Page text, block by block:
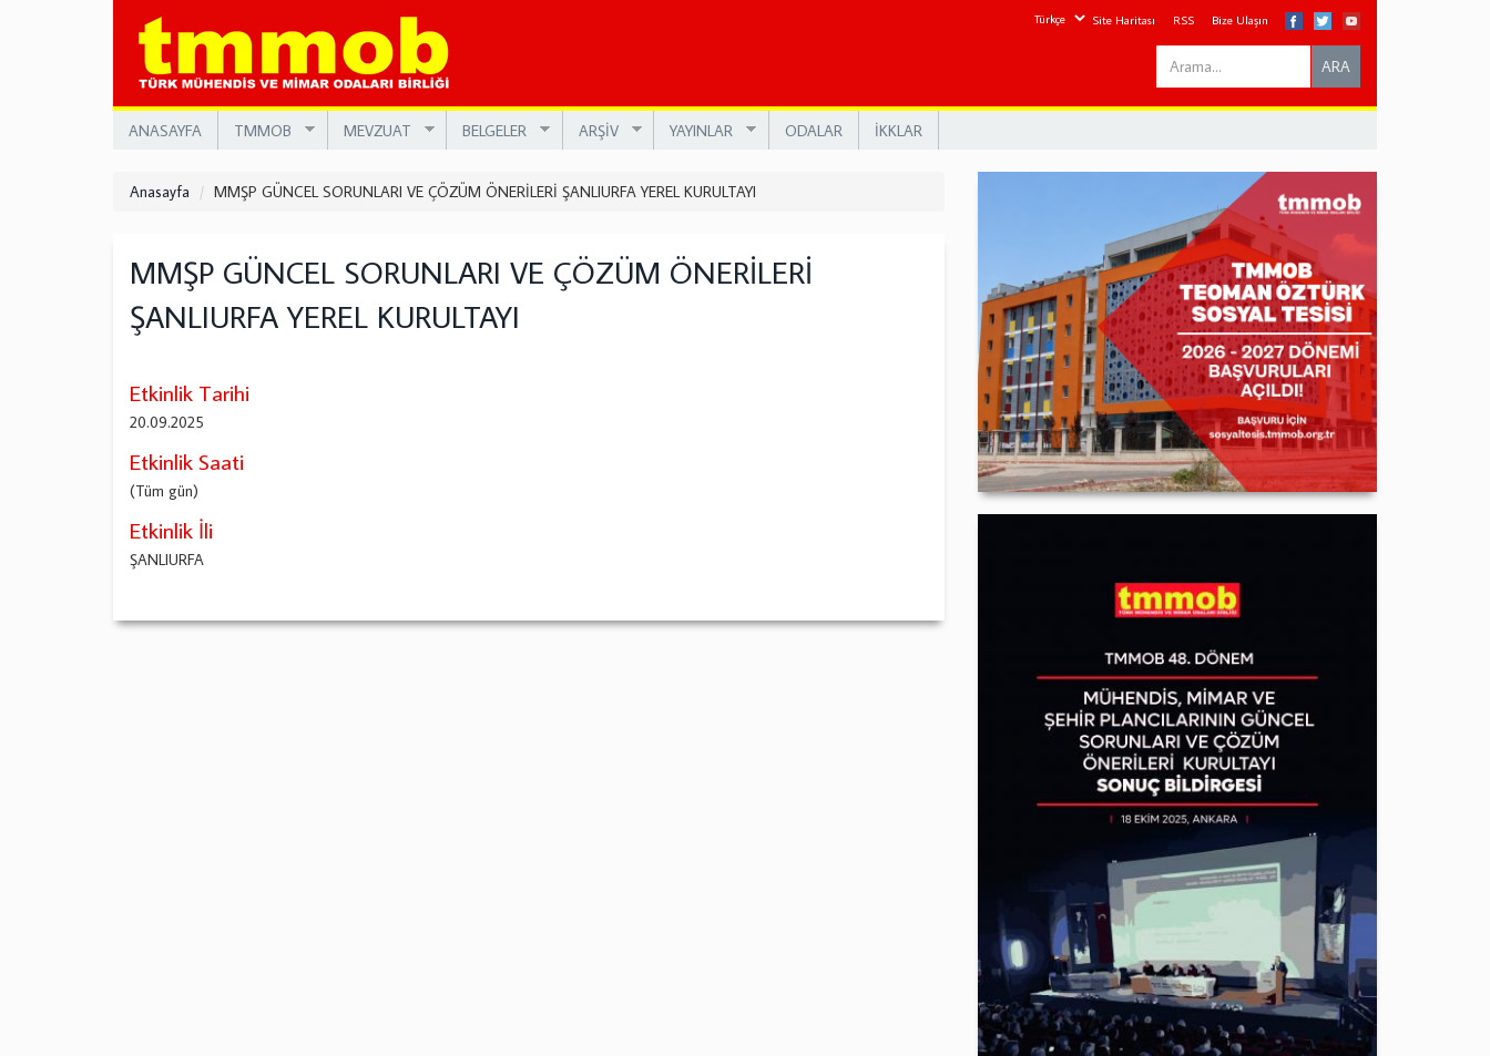
Site Haritası RSS Bize Ulaşın
Search
this
ARA
ANASAYFA TMMOB MEVZUAT BELGELER ARŞİV YAYINLAR ODALAR İKKLAR
Anasayfa MMŞP GÜNCEL SORUNLARI VE ÇÖZÜM ÖNERİLERİ ŞANLIURFA YEREL KURULTAYI
MMŞP GÜNCEL SORUNLARI VE ÇÖZÜM ÖNERİLERİ
ŞANLIURFA YEREL KURULTAYI
Etkinlik Tarihi
20.09.2025
Etkinlik Saati
(Tüm gün)
Etkinlik İli
ŞANLIURFA